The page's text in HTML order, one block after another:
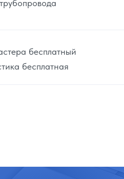
бесплатный
бесплатная